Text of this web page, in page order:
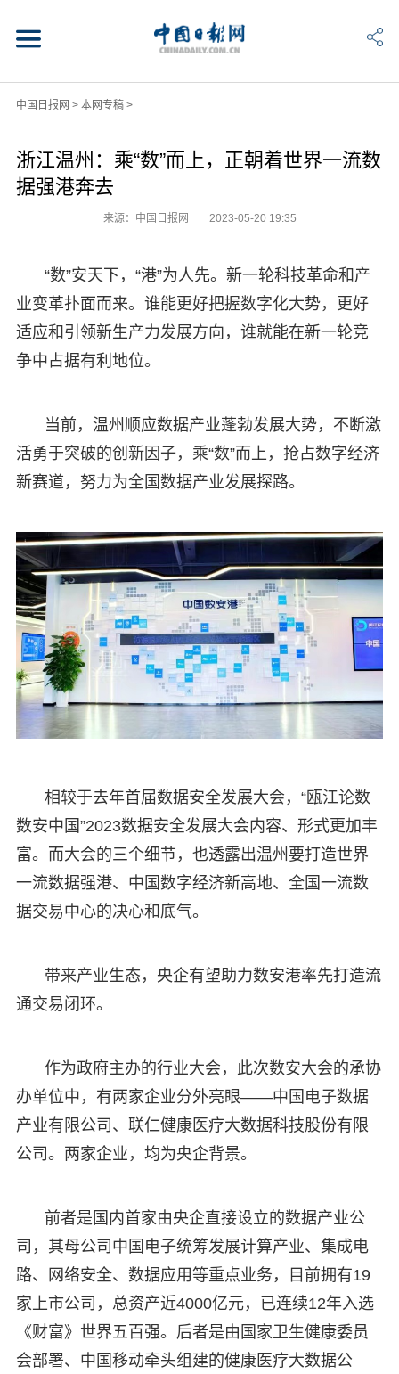
中国日报网 > 本网专稿>
浙江温州：乘“数”而上，正朝着世界一流数
据强港奔去
来源：中国日报网 2023-05-20 19:35
“数”安天下，“港”为人先。新一轮科技革命和产
业变革扑面而来。谁能更好把握数字化大势，更好
适应和引领新生产力发展方向，谁就能在新一轮竞
争中占据有利地位。
当前，温州顺应数据产业蓬勃发展大势，不断激
活勇于突破的创新因子，乘“数”而上，抢占数字经济
新赛道，努力为全国数据产业发展探路。
相较于去年首届数据安全发展大会，“瓯江论数
数安中国”2023数据安全发展大会内容、形式更加丰
富。而大会的三个细节，也透露出温州要打造世界
一流数据强港、中国数字经济新高地、全国一流数
据交易中心的决心和底气。
带来产业生态，央企有望助力数安港率先打造流
通交易闭环。
作为政府主办的行业大会，此次数安大会的承协
办单位中，有两家企业分外亮眼——中国电子数据
产业有限公司、联仁健康医疗大数据科技股份有限
公司。两家企业，均为央企背景。
前者是国内首家由央企直接设立的数据产业公
司，其母公司中国电子统筹发展计算产业、集成电
路、网络安全、数据应用等重点业务，目前拥有19
家上市公司，总资产近4000亿元，已连续12年入选
《财富》世界五百强。后者是由国家卫生健康委员
会部署、中国移动牵头组建的健康医疗大数据公